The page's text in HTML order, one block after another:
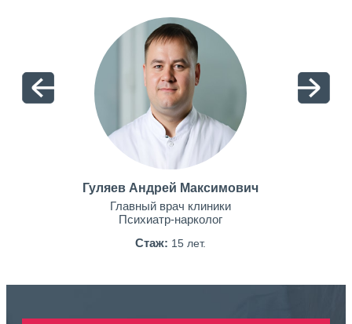
Гуляев Андрей Максимович
Главный врач клиники
Психиатр-нарколог
Стаж: 15 лет.